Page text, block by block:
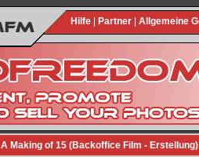
Hilfe Partner Allgemeine
A Making of 15 (Backoffice Film - Erstellung)